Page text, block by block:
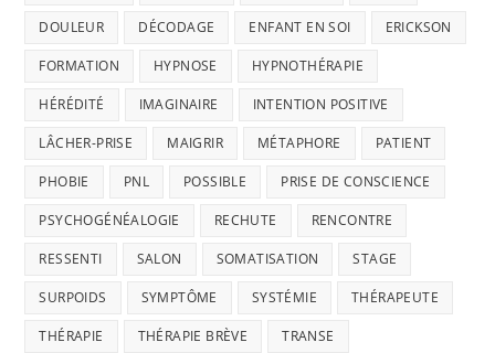
DOULEUR DÉCODAGE ENFANT EN SOI ERICKSON
FORMATION HYPNOSE HYPNOTHÉRAPIE
HÉRÉDITÉ IMAGINAIRE INTENTION POSITIVE
LÂCHER-PRISE MAIGRIR MÉTAPHORE PATIENT
PHOBIE PNL POSSIBLE PRISE DE CONSCIENCE
PSYCHOGÉNÉALOGIE RECHUTE RENCONTRE
RESSENTI SALON SOMATISATION STAGE
SURPOIDS SYMPTÔME SYSTÉMIE THÉRAPEUTE
THÉRAPIE THÉRAPIE BRÈVE TRANSE